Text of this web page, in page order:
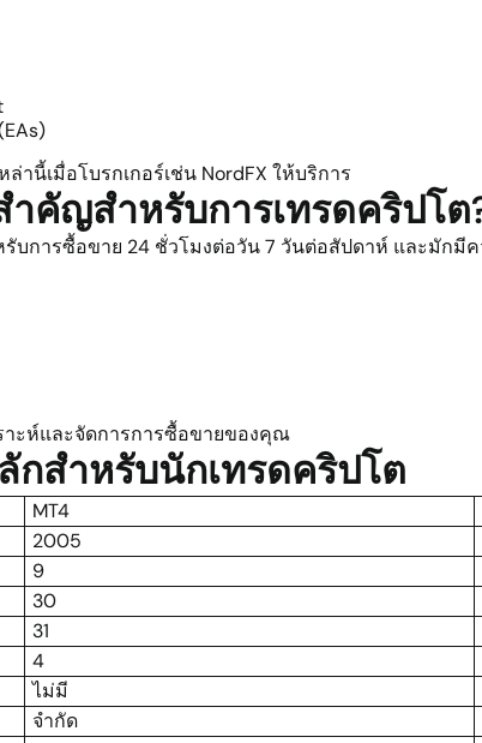
านี้เมื่อโบรกเกอร์เช่น NordFX ให้บริการ
คัญสำหรับการเทรดคริปโต
บการซื้อขาย 24 ชั่วโมงต่อวัน 7 วันต่อสัปดาห์ และมัก
ะห์และจัดการการซื้อขายของคุณ
กสำหรับนักเทรดคริปโต
MT4
2005
9
30
31
4
ไม่มี
จำกัด